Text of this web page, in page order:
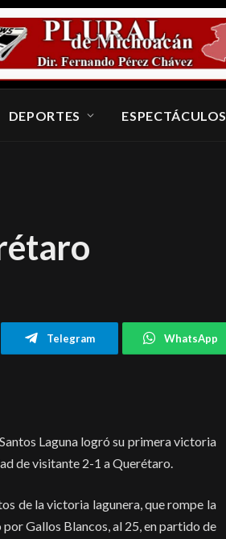
DEPORTES ESPECTÁCULOS
Telegram WhatsApp
Laguna logró su primera victoria
de visitante 2-1 a Querétaro.
de la victoria lagunera, que rompe la
Gallos Blancos, al 25, en partido de